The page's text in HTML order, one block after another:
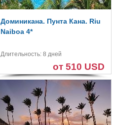
Доминикана. Пунта Кана. Riu
Naiboa 4*
Длительность: 8 дней
от 510 USD